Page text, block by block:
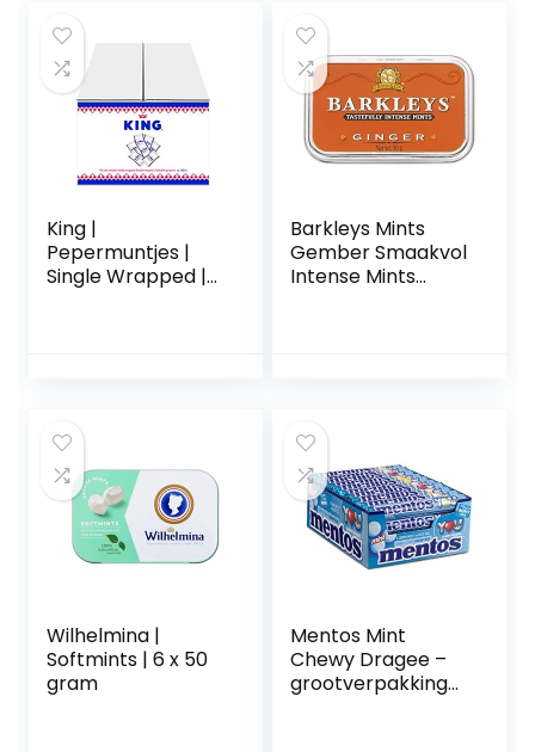
King |
Pepermuntjes |
Single Wrapped |
Barkleys Mints
Gember Smaakvol
Intense Mints
Wilhelmina |
Softmints | 6 x 50
gram
Mentos Mint
Chewy Dragee –
grootverpakking